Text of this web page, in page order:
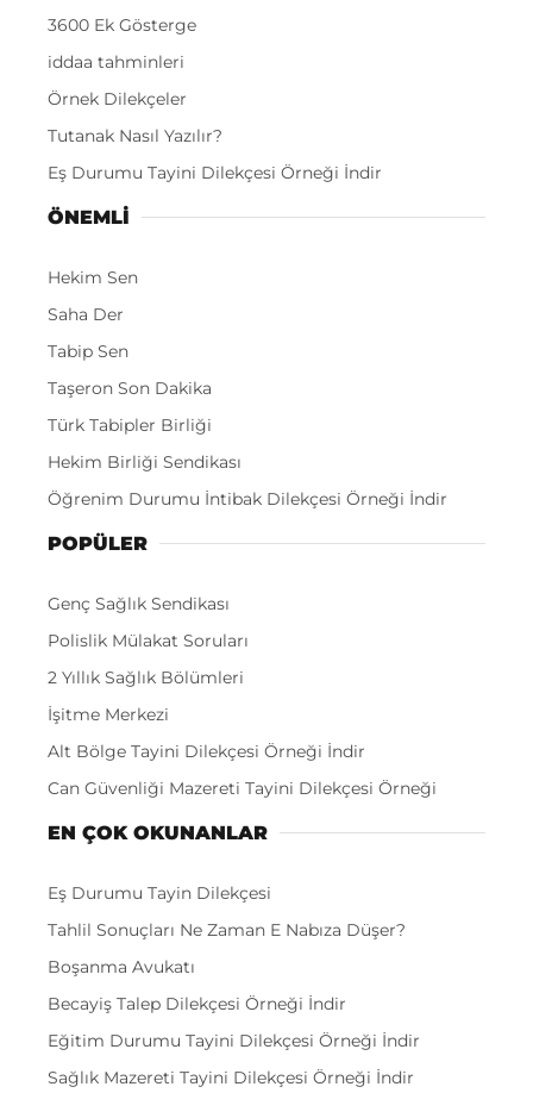
3600 Ek Gösterge
iddaa tahminleri
Örnek Dilekçeler
Tutanak Nasıl Yazılır?
Eş Durumu Tayini Dilekçesi Örneği İndir
ÖNEMLI
Hekim Sen
Saha Der
Tabip Sen
Taşeron Son Dakika
Türk Tabipler Birliği
Hekim Birliği Sendikası
Öğrenim Durumu İntibak Dilekçesi Örneği İndir
POPÜLER
Genç Sağlık Sendikası
Polislik Mülakat Soruları
2 Yıllık Sağlık Bölümleri
İşitme Merkezi
Alt Bölge Tayini Dilekçesi Örneği İndir
Can Güvenliği Mazereti Tayini Dilekçesi Örneği
EN ÇOK OKUNANLAR
Eş Durumu Tayin Dilekçesi
Tahlil Sonuçları Ne Zaman E Nabıza Düşer?
Boşanma Avukatı
Becayiş Talep Dilekçesi Örneği İndir
Eğitim Durumu Tayini Dilekçesi Örneği İndir
Sağlık Mazereti Tayini Dilekçesi Örneği İndir